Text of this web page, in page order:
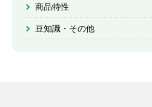
商品特性
豆知識・その他